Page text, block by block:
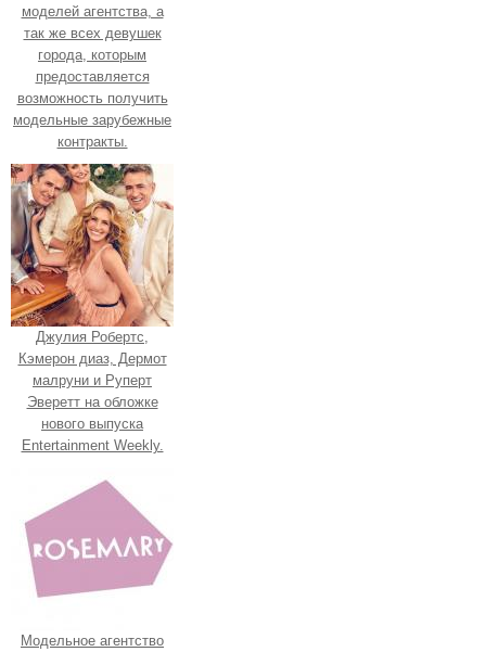
моделей агентства, а
так же всех девушек
города, которым
предоставляется
возможность получить
модельные зарубежные
контракты.
Джулия Робертс,
Кэмерон диаз, Дермот
малруни и Руперт
Эверетт на обложке
нового выпуска
Entertainment Weekly.
Модельное агентство